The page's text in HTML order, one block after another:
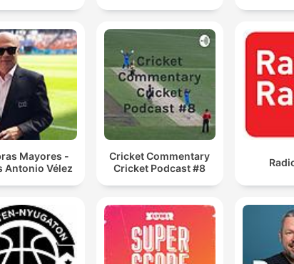
Mayores -
Antonio Vélez
Cricket Commentary
Cricket Podcast #8